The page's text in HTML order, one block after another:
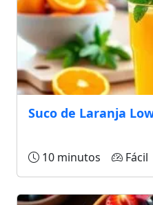
Suco de Laranja
10 minutos Fácil